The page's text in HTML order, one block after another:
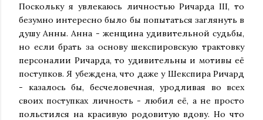
Поскольку я увлекаюсь личностью Ричарда III, то
безумно интересно было бы попытаться заглянуть в
душу Анны. Анна - женщина удивительной судьбы,
но если брать за основу шекспировскую трактовку
персоналии Ричарда, то удивительны и мотивы её
поступков. Я убеждена, что даже у Шекспира Ричард
- казалось бы, бесчеловечная, уродливая во всех
своих поступках личность - любил её, а не просто
польстился на красивую родовитую вдову. Но что